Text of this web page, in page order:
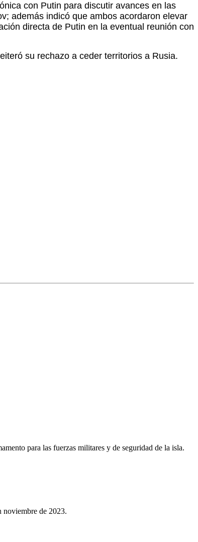
con Putin para discutir avances en las
además indicó que ambos acordaron elevar
directa de Putin en la eventual reunión con
su rechazo a ceder territorios a Rusia.
para las fuerzas militares y de seguridad de la isla.
noviembre de 2023.